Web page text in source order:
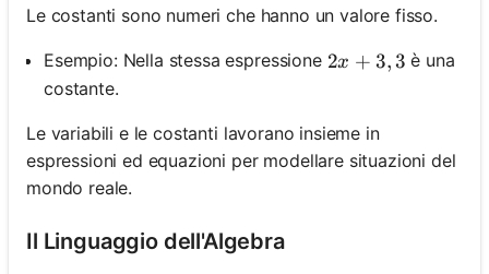
Le costanti sono numeri che hanno un valore fisso.
Esempio: Nella stessa espressione 2 x+3, 3
2x + 3,3 è una
costante.
Le variabili e le costanti lavorano insieme in
espressioni ed equazioni per modellare situazioni del
mondo reale.
Il Linguaggio dell'Algebra